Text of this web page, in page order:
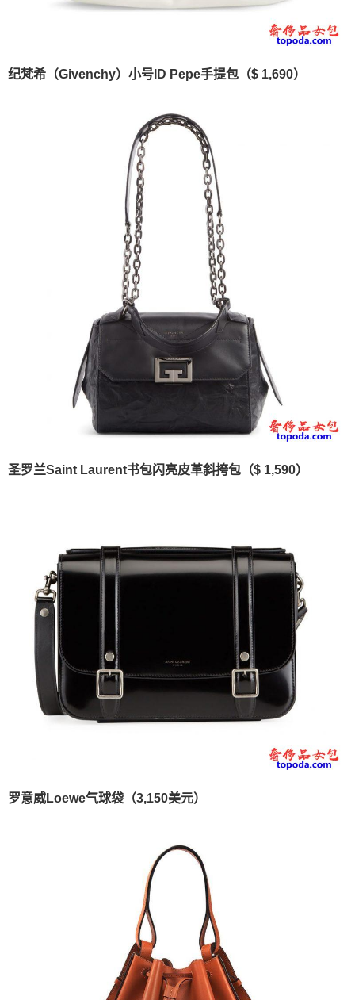
纪梵希（Givenchy）小号ID Pepe手提包（$ 1,690）
圣罗兰Saint Laurent书包闪亮皮革斜挎包（$ 1,590）
罗意威Loewe气球袋（3,150美元）